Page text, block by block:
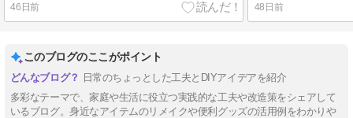
46日前 48日前
このブログのここがポイント
日常のちょっとした工夫とDIYアイデアを紹介
多彩なテーマで、家庭や生活に役立つ実践的な工夫や改造策をシェアして
いるブログ。身近なアイテムのリメイクや便利グッズの活用例をわかりや